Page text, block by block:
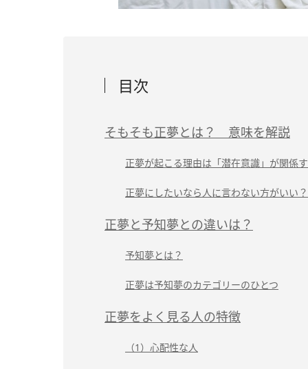
目次
そもそも正夢とは？ 意味を解説
正夢が起こる理由は「潜在意識」が関係
正夢にしたいなら人に言わない方がいい？
正夢と予知夢との違いは？
予知夢とは？
正夢は予知夢のカテゴリーのひとつ
正夢をよく見る人の特徴
（1）心配性な人